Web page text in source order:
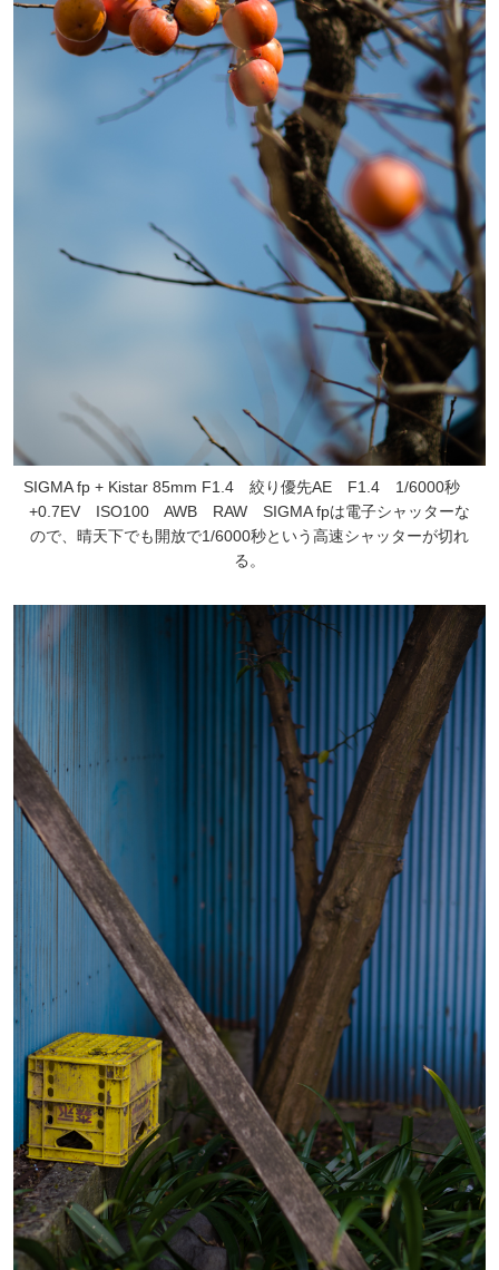
SIGMA fp + Kistar 85mm F1.4 絞り優先AE F1.4 1/6000秒
+0.7EV ISO100 AWB RAW SIGMA fpは電子シャッターな
ので、晴天下でも開放で1/6000秒という高速シャッターが切れ
る。